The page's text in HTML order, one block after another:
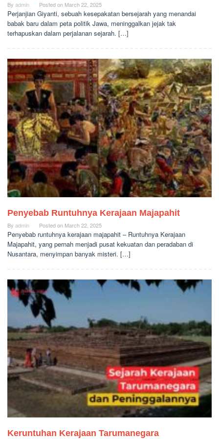
By admin Posted on March 22, 2025
Perjanjian Giyanti, sebuah kesepakatan bersejarah yang menandai
babak baru dalam peta politik Jawa, meninggalkan jejak tak
terhapuskan dalam perjalanan sejarah. […]
Penyebab Runtuhnya Kerajaan Majapahit
By admin Posted on March 22, 2025
Penyebab runtuhnya kerajaan majapahit – Runtuhnya Kerajaan
Majapahit, yang pernah menjadi pusat kekuatan dan peradaban di
Nusantara, menyimpan banyak misteri. […]
Keruntuhan Kerajaan Tarumanegara